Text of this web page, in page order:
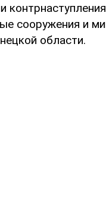
сооружения и
области.